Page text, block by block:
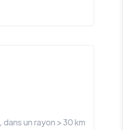
, dans un rayon >30km